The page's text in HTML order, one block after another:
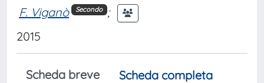
F. Viganò Secondo ;
2015
Scheda breve
Scheda completa